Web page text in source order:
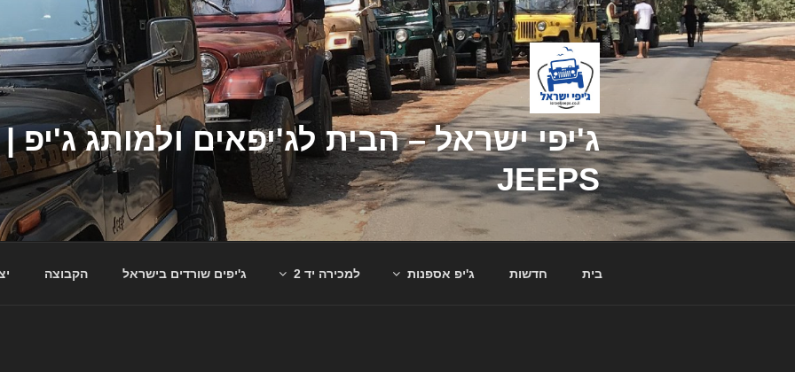
דילוג
לתוכן
JEEPS
בית חדשות ג'יפ אספנות למכירה יד 2 ג'יפים שורדים בישראל הקבוצה